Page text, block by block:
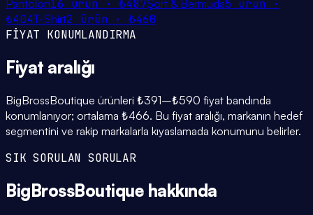
Pantolon16 ürün ·₺487Şort & Bermuda5 ürün ·
₺404T-Shirt2 ürün · ₺460
FİYAT KONUMLANDIRMA
Fiyat aralığı
BigBrossBoutique ürünleri ₺391–₺590 fiyat bandında
konumlanıyor; ortalama ₺466. Bu fiyat aralığı, markanın hedef
segmentini ve rakip markalarla kıyaslamada konumunu belirler.
SIK SORULAN SORULAR
BigBrossBoutique hakkında